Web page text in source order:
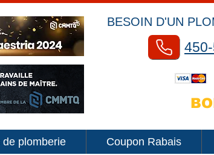
BESOIN D'UN
de plomberie Coupon Rabais